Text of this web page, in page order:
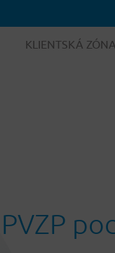
KLIENTSKÁ ZÓNA
PVZP